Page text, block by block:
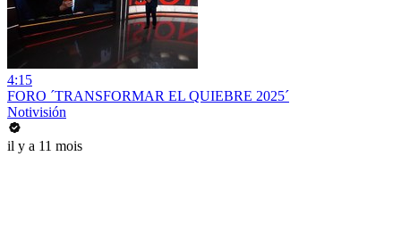
4:15
FORO ´TRANSFORMAR EL QUIEBRE 2025´
Notivisión
il y a 11 mois